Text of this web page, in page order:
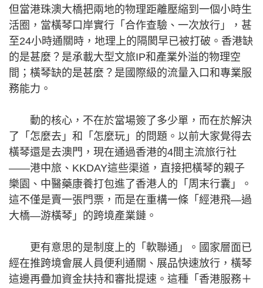
但當港珠澳大橋把兩地的物理距離壓縮到一個小時生
活圈，當橫琴口岸實行「合作查驗、一次放行」，甚
至24小時通關時，地理上的隔閡早已被打破。香港缺
的是甚麼？是承載大型文旅IP和產業外溢的物理空
間；橫琴缺的是甚麼？是國際級的流量入口和專業服
務能力。
動的核心，不在於當場簽了多少單，而在於解決
了「怎麼去」和「怎麼玩」的問題。以前大家覺得去
橫琴還是去澳門，現在通過香港的4間主流旅行社
——港中旅、KKDAY這些渠道，直接把橫琴的親子
樂園、中醫藥康養打包進了香港人的「周末行囊」。
這不僅是賣一張門票，而是在重構一條「經港飛—過
大橋—游橫琴」的跨境產業鏈。
更有意思的是制度上的「軟聯通」。國家層面已
經在推跨境會展人員便利通關、展品快速放行，橫琴
這邊再疊加資金扶持和審批提速。這種「香港服務＋